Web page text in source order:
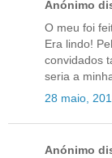
Anónimo
O meu foi
Era lindo!
convidados
seria a
28 maio,
Anónimo